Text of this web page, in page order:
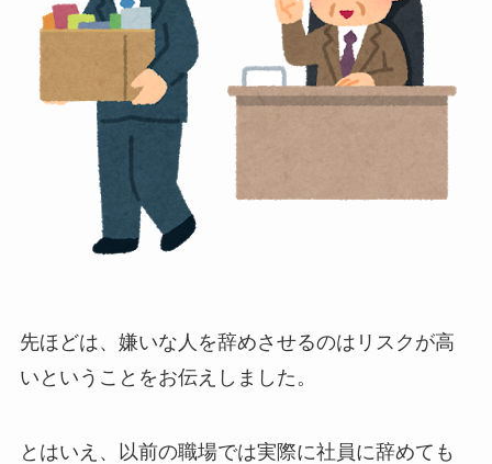
先ほどは、嫌いな人を辞めさせるのはリスクが高
いということをお伝えしました。
とはいえ、以前の職場では実際に社員に辞めても